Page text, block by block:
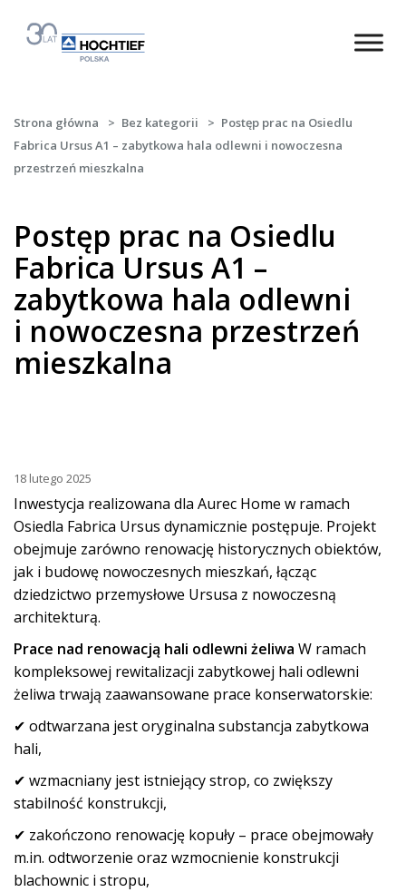
Strona główna > Bez kategorii > Postęp prac na Osiedlu
Fabrica Ursus A1 – zabytkowa hala odlewni i nowoczesna
przestrzeń mieszkalna
Postęp prac na Osiedlu
Fabrica Ursus A1 –
zabytkowa hala odlewni
i nowoczesna przestrzeń
mieszkalna
18 lutego 2025
Inwestycja realizowana dla Aurec Home w ramach
Osiedla Fabrica Ursus dynamicznie postępuje. Projekt
obejmuje zarówno renowację historycznych obiektów,
jak i budowę nowoczesnych mieszkań, łącząc
dziedzictwo przemysłowe Ursusa z nowoczesną
architekturą.
Prace nad renowacją hali odlewni żeliwa W ramach
kompleksowej rewitalizacji zabytkowej hali odlewni
żeliwa trwają zaawansowane prace konserwatorskie:
✔ odtwarzana jest oryginalna substancja zabytkowa
hali,
✔ wzmacniany jest istniejący strop, co zwiększy
stabilność konstrukcji,
✔ zakończono renowację kopuły – prace obejmowały
m.in. odtworzenie oraz wzmocnienie konstrukcji
blachownic i stropu,